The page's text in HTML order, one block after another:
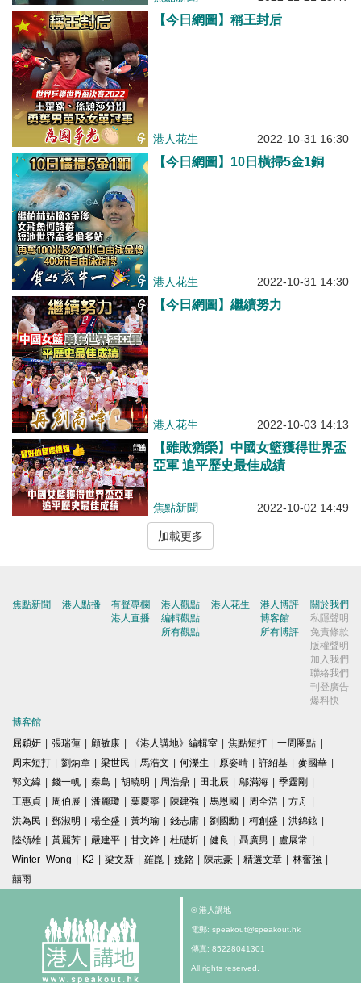
【今日網圖】稱王封后
港人花生 2022-10-31 16:30
【今日網圖】10日橫掃5金1銅
港人花生 2022-10-31 14:30
【今日網圖】繼續努力
港人花生 2022-10-03 14:13
【雖敗猶榮】中國女籃獲得世界盃
亞軍 追平歷史最佳成績
焦點新聞 2022-10-02 14:49
加載更多
焦點新聞 港人點播
有聲專欄
港人直播
港人觀點
編輯觀點
所有觀點
港人花生
港人博評
博客館
所有博評
關於我們
私隱聲明
免責條款
版權聲明
加入我們
聯絡我們
刊登廣告
爆料快
博客館
屈穎妍 | 張瑞蓮 | 顧敏康 | 《港人講地》編輯室 | 焦點短打 | 一周圈點 |
周末短打 | 劉炳章 | 梁世民 | 馬浩文 | 何濼生 | 原姿晴 | 許紹基 | 麥國華 |
郭文緯 | 錢一帆 | 秦島 | 胡曉明 | 周浩鼎 | 田北辰 | 鄔滿海 | 季霆剛 |
王惠貞 | 周伯展 | 潘麗瓊 | 葉慶寧 | 陳建強 | 馬恩國 | 周全浩 | 方舟 |
洪為民 | 鄧淑明 | 楊全盛 | 黃均瑜 | 錢志庸 | 劉國勳 | 柯創盛 | 洪錦鉉 |
陸頌雄 | 黃麗芳 | 嚴建平 | 甘文鋒 | 杜礎圻 | 健良 | 聶廣男 | 盧展常 |
Winter Wong | K2 | 梁文新 | 羅崑 | 姚銘 | 陳志豪 | 精選文章 | 林奮強 |
囍雨
© 港人講地
電郵: speakout@speakout.hk
傳真: 85228041301
All rights reserved.